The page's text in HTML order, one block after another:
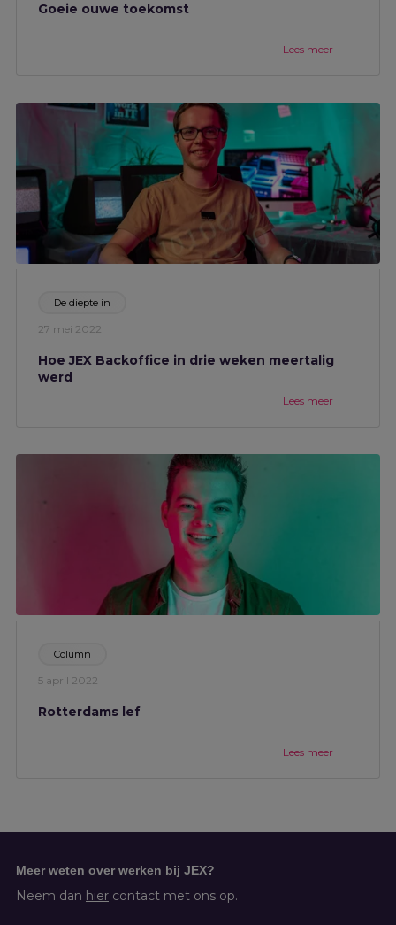
Goeie ouwe toekomst
Lees meer
De diepte in
27 mei 2022
Hoe JEX Backoffice in drie weken meertalig
werd
Lees meer
Column
5 april 2022
Rotterdams lef
Lees meer
Meer weten over werken bij JEX?
Neem dan hier contact met ons op.